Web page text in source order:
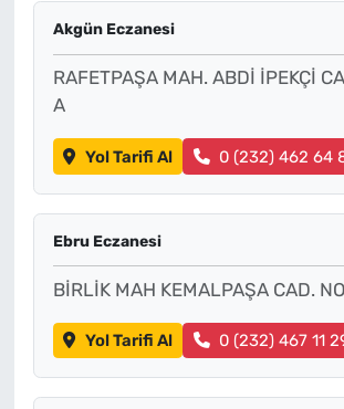
Akgün Eczanesi
RAFETPAŞA MAH. ABDİ İPEKÇİ
A
Yol Tarifi Al 0 (232) 462 64
Ebru Eczanesi
BİRLİK MAH KEMALPAŞA CAD.
Yol Tarifi Al 0 (232) 467 11